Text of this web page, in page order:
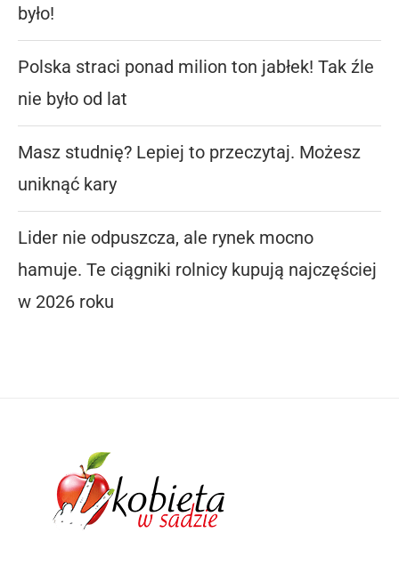
było!
Polska straci ponad milion ton jabłek! Tak źle
nie było od lat
Masz studnię? Lepiej to przeczytaj. Możesz
uniknąć kary
Lider nie odpuszcza, ale rynek mocno
hamuje. Te ciągniki rolnicy kupują najczęściej
w 2026 roku